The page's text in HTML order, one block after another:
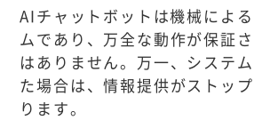
AIチャットボットは機械によ
ムであり、万全な動作が保証
はありません。万一、システ
た場合は、情報提供がストッ
ります。